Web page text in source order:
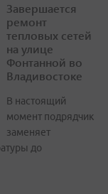
Завершается
ремонт
тепловых сетей
на улице
Фонтанной во
Владивостоке
В настоящий
момент подрядчик
заменяет
до